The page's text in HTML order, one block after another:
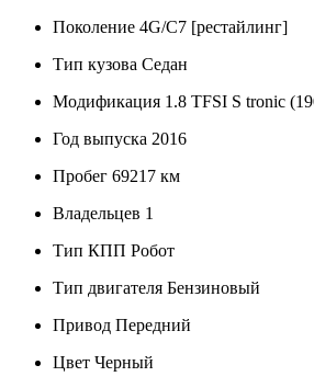
Поколение 4G/C7 [рестайлинг]
Тип кузова Седан
Модификация 1.8 TFSI S tronic
Год выпуска 2016
Пробег 69217 км
Владельцев 1
Тип КПП Робот
Тип двигателя Бензиновый
Привод Передний
Цвет Черный